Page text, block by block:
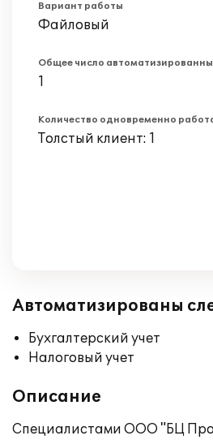
Вариант работы
Файловый
Общее число
1
Количество одновременно
Толстый клиент: 1
Автоматизированы
Бухгалтерский учет
Налоговый учет
Описание
Специалистами ООО "БЦ